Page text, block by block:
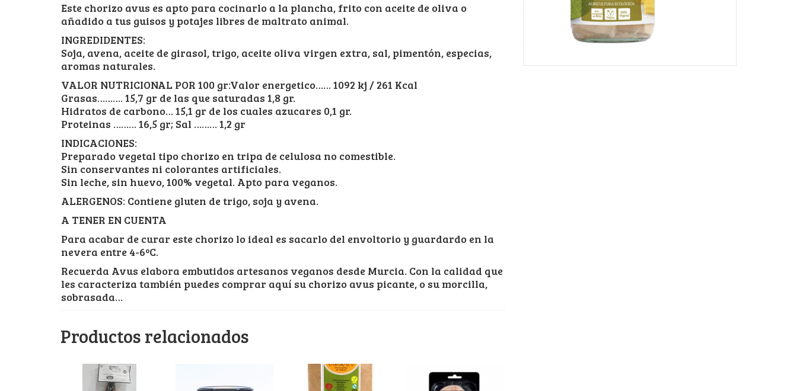
Este chorizo avus es apto para cocinarlo a la plancha, frito con aceite de oliva o
añadido a tus guisos y potajes libres de maltrato animal.
INGREDIDENTES:
Soja, avena, aceite de girasol, trigo, aceite oliva virgen extra, sal, pimentón, especias,
aromas naturales.
VALOR NUTRICIONAL POR 100 gr:Valor energetico…… 1092 kj / 261 Kcal
Grasas………. 15,7 gr de las que saturadas 1,8 gr.
Hidratos de carbono… 15,1 gr de los cuales azucares 0,1 gr.
Proteinas ……… 16,5 gr; Sal ……… 1,2 gr
INDICACIONES:
Preparado vegetal tipo chorizo en tripa de celulosa no comestible.
Sin conservantes ni colorantes artificiales.
Sin leche, sin huevo, 100% vegetal. Apto para veganos.
ALERGENOS: Contiene gluten de trigo, soja y avena.
A TENER EN CUENTA
Para acabar de curar este chorizo lo ideal es sacarlo del envoltorio y guardardo en la
nevera entre 4-6ºC.
Recuerda Avus elabora embutidos artesanos veganos desde Murcia. Con la calidad que
les caracteriza también puedes comprar aquí su chorizo avus picante, o su morcilla,
sobrasada…
Productos relacionados